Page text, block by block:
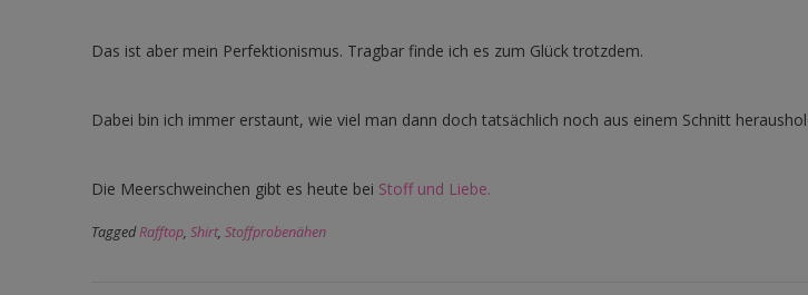
Das ist aber mein Perfektionismus. Tragbar finde ich es zum Glück trotzdem.
Dabei bin ich immer erstaunt, wie viel man dann doch tatsächlich noch aus einem Schnitt
Die Meerschweinchen gibt es heute bei Stoff und Liebe.
TaggedRafftop, Shirt, Stoffprobenähen